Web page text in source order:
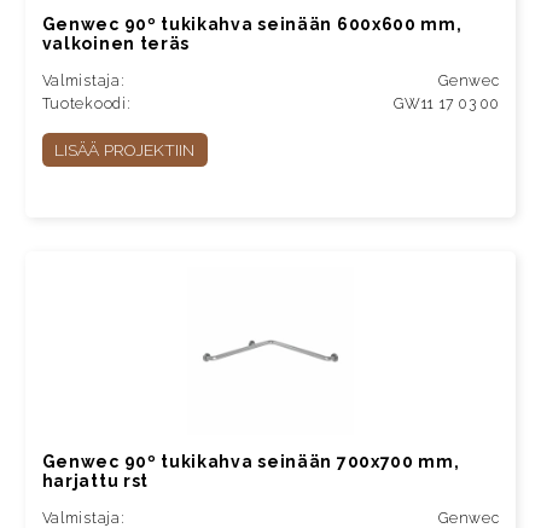
Genwec 90º tukikahva seinään 600x600 mm,
valkoinen teräs
Valmistaja:
Genwec
Tuotekoodi:
GW11 17 03 00
LISÄÄ PROJEKTIIN
Genwec 90º tukikahva seinään 700x700 mm,
harjattu rst
Valmistaja:
Genwec